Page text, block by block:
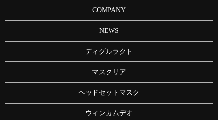
COMPANY
NEWS
ディグルラクト
マスクリア
ヘッドセットマスク
ウィンカムデオ